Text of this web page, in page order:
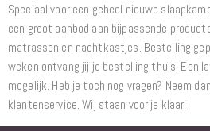
Speciaal voor een geheel nieuwe
een groot aanbod aan bijpassende
matrassen en nachtkastjes. Bestelling
weken ontvang jij je bestelling thuis! Een
mogelijk. Heb je toch nog vragen? Neem
klantenservice. Wij staan voor je klaar!